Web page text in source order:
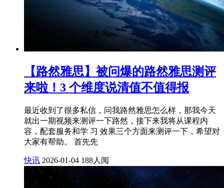
【路然雅思】被问爆的路然雅思测评
来啦！3 个维度说清值不值得报
最近收到了很多私信，问我路然雅思怎么样，那我今天
就出一期视频来测评一下路然，接下来我将从课程内
容，配套服务和学 习 效果三个方面来测评一下，希望对
大家有帮助。 首先先
快讯 2026-01-04 188人阅